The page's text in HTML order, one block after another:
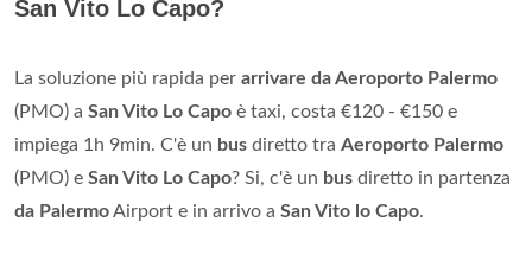
San Vito Lo Capo?
La soluzione più rapida per arrivare da Aeroporto Palermo
(PMO) a San Vito Lo Capo è taxi, costa €120 - €150 e
impiega 1h 9min. C'è un bus diretto tra Aeroporto Palermo
(PMO) e San Vito Lo Capo? Si, c'è un bus diretto in partenza
da PalermoAirport e in arrivo a San Vito lo Capo.